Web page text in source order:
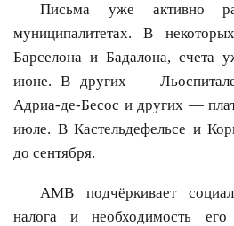
Письма уже активно
муниципалитетах. В
Барселона и Бадалона, счета
июне. В других —
Адриа-де-Бесос и других —
июле. В Кастельдефельсе и
до сентября.
AMB подчёркивает
налога и необходимость